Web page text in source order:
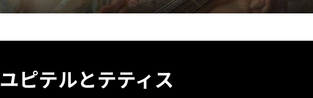
ユピテルとテティス